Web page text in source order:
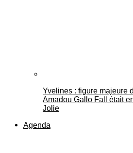
Yvelines : figure majeure
Amadou Gallo Fall était
Jolie
Agenda